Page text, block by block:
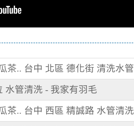
茶.. 台中 北區 德化街 清洗水管
水管清洗 - 我家有羽毛
茶.. 台中 西區 精誠路 水管清洗